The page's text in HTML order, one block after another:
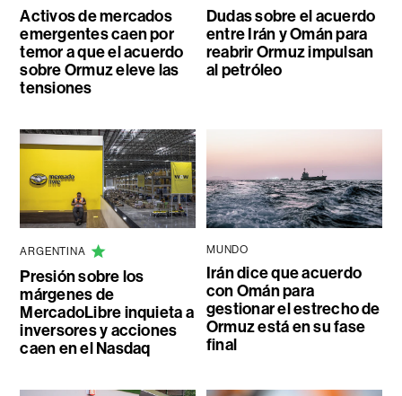
Activos de mercados
emergentes caen por
temor a que el acuerdo
sobre Ormuz eleve las
tensiones
Dudas sobre el acuerdo
entre Irán y Omán para
reabrir Ormuz impulsan
al petróleo
ARGENTINA
Presión sobre los
márgenes de
MercadoLibre inquieta a
inversores y acciones
caen en el Nasdaq
MUNDO
Irán dice que acuerdo
con Omán para
gestionar el estrecho de
Ormuz está en su fase
final